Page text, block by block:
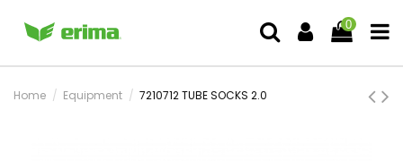
0
Home Equipment 7210712 TUBE SOCKS 2.0